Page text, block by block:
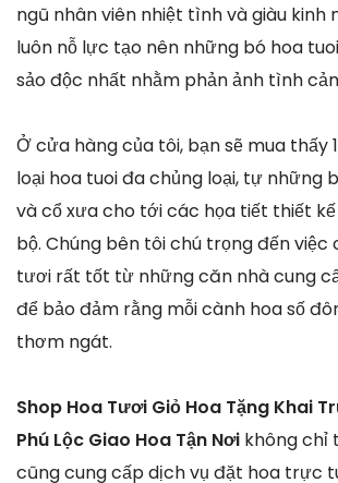
ngũ nhân viên nhiệt tình và giàu kinh
luôn nỗ lực tạo nên những bó hoa
sảo độc nhất nhằm phản ảnh tình
Ở cửa hàng của tôi, bạn sẽ mua thấy
loại hoa tuoi đa chủng loại, tự những
và cổ xưa cho tới các họa tiết thiết
bộ. Chúng bên tôi chú trọng đến việc
tươi rất tốt từ những căn nhà cung
để bảo đảm rằng mỗi cành hoa số
thơm ngát.
Shop Hoa Tươi Giỏ Hoa Tặng Khai
Phú Lộc Giao Hoa Tận Nơi không chỉ
cũng cung cấp dịch vụ đặt hoa trực